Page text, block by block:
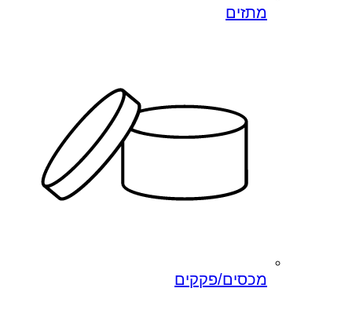
מתזים
מכסים/פקקים